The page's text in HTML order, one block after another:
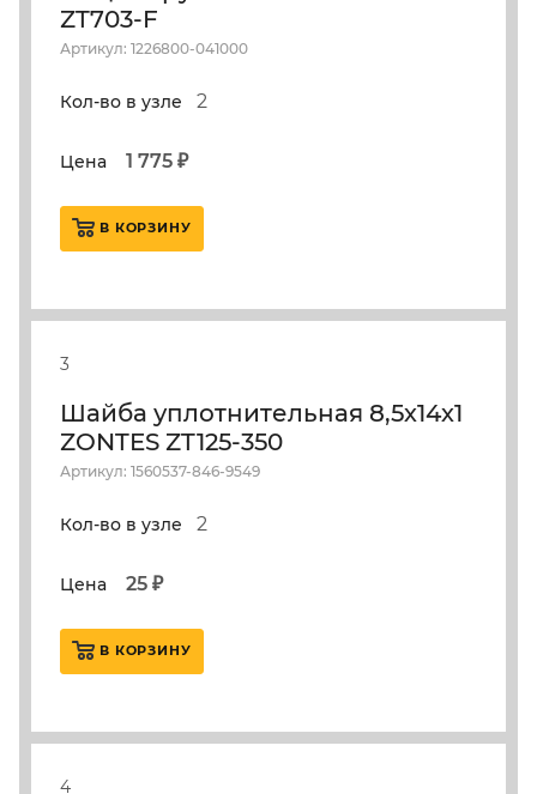
ZT703-F
Артикул: 1226800-041000
Кол-во в узле 2
Цена 1 775 ₽
В КОРЗИНУ
3
Шайба уплотнительная 8,5х14х1
ZONTES ZT125-350
Артикул: 1560537-846-9549
Кол-во в узле 2
Цена 25 ₽
В КОРЗИНУ
4